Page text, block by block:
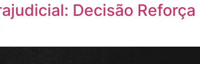
Decisão